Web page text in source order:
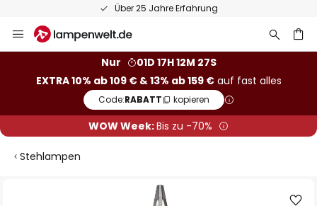
Über 25 Jahre Erfahrung
Inhalt
Nur
01D 17H 12M 26S
EXTRA 10% ab 109 € & 13% ab 159 €auf fast alles
Code:RABATT kopieren
WOW Week:Bis zu -70%
Stehlampen